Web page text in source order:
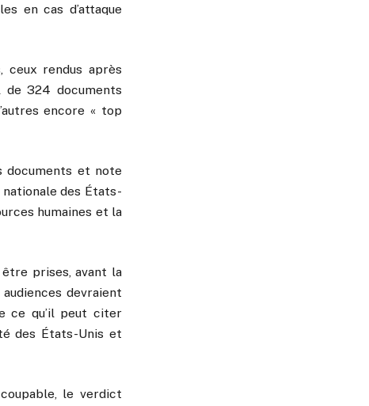
en cas d’attaque
ceux rendus après
de 324 documents
encore « top
documents et note
des États-
humaines et la
prises, avant la
devraient
ce qu’il peut citer
des États-Unis et
le verdict